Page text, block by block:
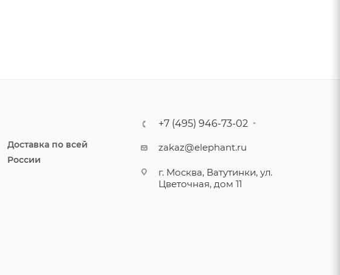
Доставка по всей
России
+7 (495) 946-73-02
zakaz@elephant.ru
г. Москва, Ватутинки, ул.
Цветочная, дом 11